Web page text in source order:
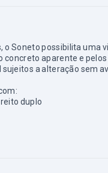
o Soneto possibilita uma
concreto aparente e
a alteração sem
duplo